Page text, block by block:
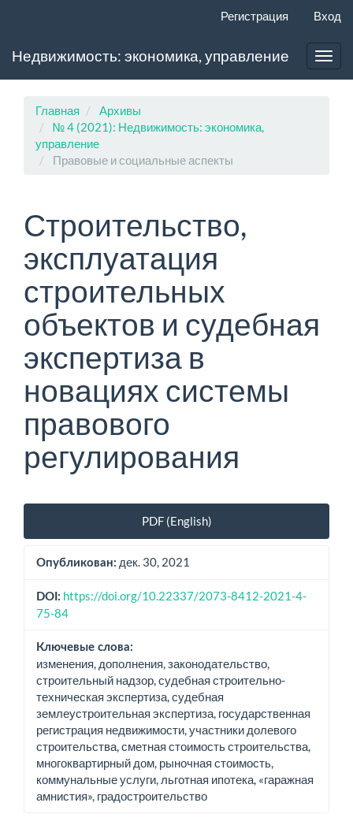
Основное
панель
Регистрация Вход
Недвижимость: экономика, управление
Главная
Архивы
№ 4 (2021): Недвижимость: экономика,
управление
Правовые и социальные аспекты
Строительство,
эксплуатация
строительных
объектов и судебная
экспертиза в
новациях системы
правового
регулирования
Боковая
панель
статьи
PDF (English)
Опубликован: дек. 30, 2021
DOI: https://doi.org/10.22337/2073-8412-2021-4-
75-84
Ключевые слова:
изменения, дополнения, законодательство,
строительный надзор, судебная строительно-
техническая экспертиза, судебная
землеустроительная экспертиза, государственная
регистрация недвижимости, участники долевого
строительства, сметная стоимость строительства,
многоквартирный дом, рыночная стоимость,
коммунальные услуги, льготная ипотека, «гаражная
амнистия», градостроительство